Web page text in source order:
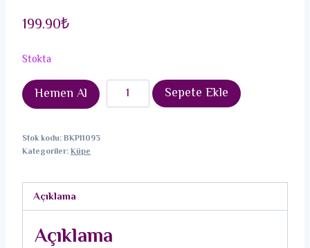
199.90₺
Stokta
Hemen Al
Pirinç
Zirkon
Balık
Gold
Sepete Ekle
Stok kodu:BKP11093
Kategoriler:Küpe
Açıklama
Açıklama